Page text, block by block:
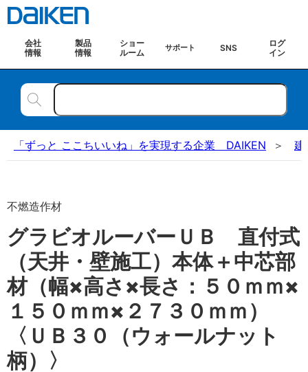
会社
情報
製品
情報
ショー
ルーム
サポート SNS
ログ
イン
「ずっと ここちいいね」を実現する企業 DAIKEN 建
不燃造作材
グラビオルーバーＵＢ 直付式
（天井・壁施工）本体＋中芯部
材（幅×高さ×長さ：５０ｍｍ×
１５０ｍｍ×２７３０ｍｍ）
〈ＵＢ３０（ウォールナット
柄）〉